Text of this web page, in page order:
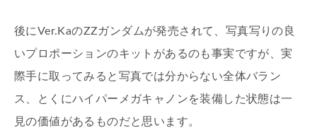
後にVer.KaのZZガンダムが発売されて、写真写りの良
いプロポーションのキットがあるのも事実ですが、実
際手に取ってみると写真では分からない全体バラン
ス、とくにハイパーメガキャノンを装備した状態は一
見の価値があるものだと思います。